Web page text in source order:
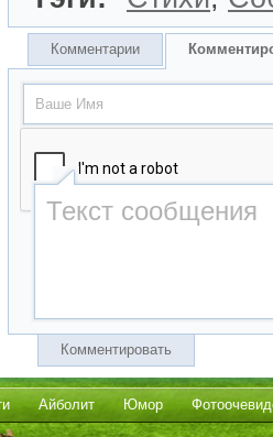
Комментарии
Комментировать
Айболит Юмор